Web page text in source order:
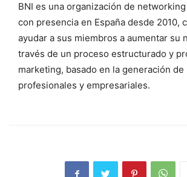
BNI es una organización de
con presencia en España desde 2010,
ayudar a sus miembros a aumentar su
través de un proceso estructurado y
marketing, basado en la generación
profesionales y empresariales.